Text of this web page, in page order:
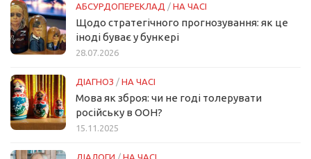
АБСУРДОПЕРЕКЛАД / НА ЧАСІ
Щодо стратегічного прогнозування: як це
іноді буває у бункері
28.07.2026
ДІАГНОЗ / НА ЧАСІ
Мова як зброя: чи не годі толерувати
російську в ООН?
15.11.2025
ДІАЛОГИ / НА ЧАСІ